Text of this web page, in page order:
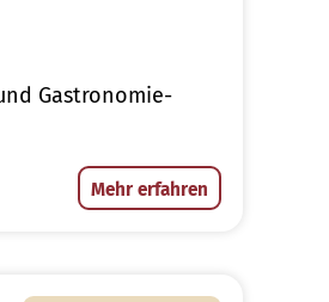
Gastronomie-
Mehr erfahren